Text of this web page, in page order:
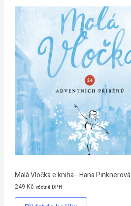
Malá Vločka e kniha - Hana Pinknerová
249 Kč včetně DPH